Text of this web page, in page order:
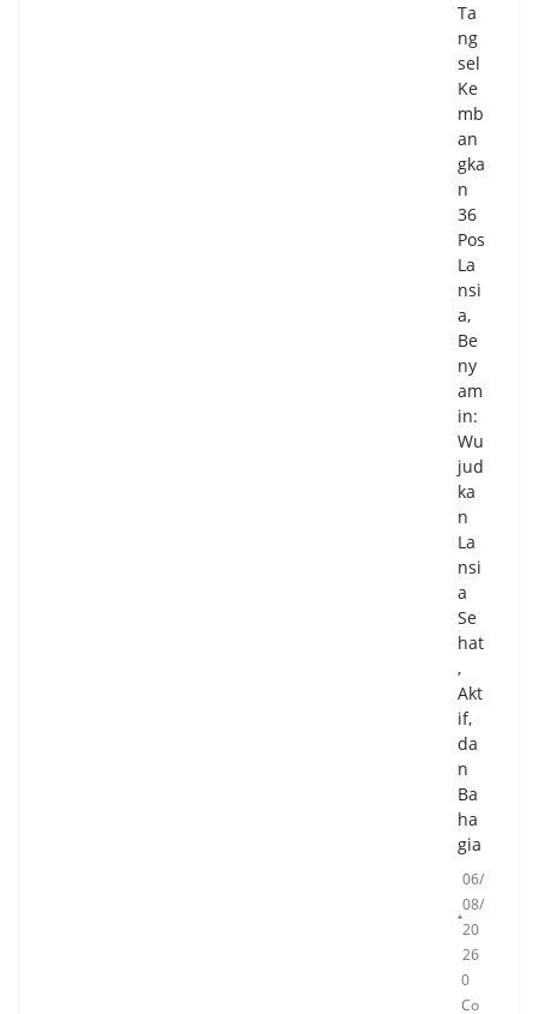
Ta
ng
sel
Ke
mb
an
gka
n
36
Pos
La
nsi
a,
Be
ny
am
in:
Wu
jud
ka
n
La
nsi
a
Se
hat
,
Akt
if,
da
n
Ba
ha
gia
06/
08/
20
26
0
Co